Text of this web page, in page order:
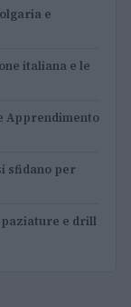
e
italiana e le
Apprendimento
sfidano per
e drill